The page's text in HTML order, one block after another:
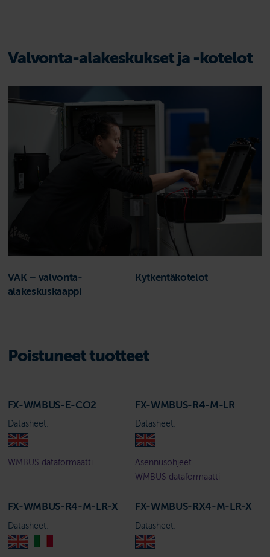
Valvonta-alakeskukset ja -kotelot
VAK – valvonta-
alakeskuskaappi
Kytkentäkotelot
Poistuneet tuotteet
FX-WMBUS-E-CO2
Datasheet:
WMBUS dataformaatti
FX-WMBUS-R4-M-LR
Datasheet:
Asennusohjeet
WMBUS dataformaatti
FX-WMBUS-R4-M-LR-X
Datasheet:
FX-WMBUS-RX4-M-LR-X
Datasheet: